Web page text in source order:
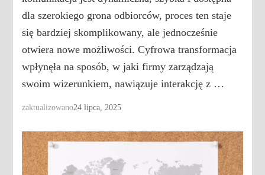
dla szerokiego grona odbiorców, proces ten staje
się bardziej skomplikowany, ale jednocześnie
otwiera nowe możliwości. Cyfrowa transformacja
wpłynęła na sposób, w jaki firmy zarządzają
swoim wizerunkiem, nawiązuje interakcję z …
zaktualizowano24 lipca, 2025